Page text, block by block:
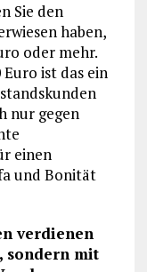
Sie den
haben,
oder mehr.
ist das ein
nur gegen
einen
und Bonität
verdienen
sondern mit